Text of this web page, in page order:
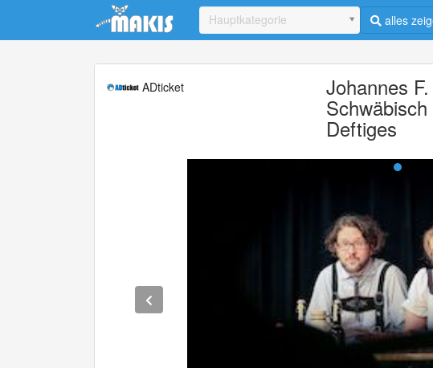
Update cookies preferences
Hauptkategorie alles
ADticket Johannes
Deftiges